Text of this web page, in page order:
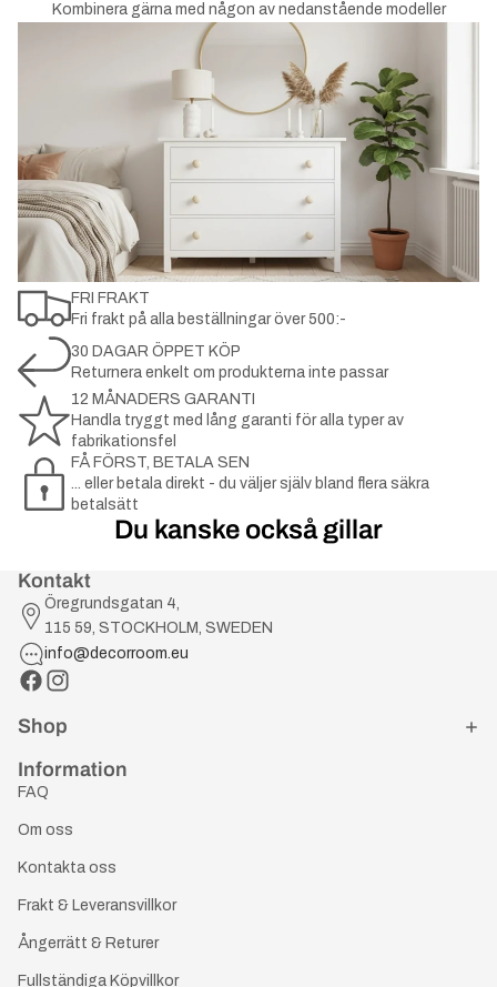
Kombinera gärna med någon av nedanstående modeller
FRI FRAKT
Fri frakt på alla beställningar över 500:-
30 DAGAR ÖPPET KÖP
Returnera enkelt om produkterna inte passar
12 MÅNADERS GARANTI
Handla tryggt med lång garanti för alla typer av
fabrikationsfel
FÅ FÖRST, BETALA SEN
... eller betala direkt - du väljer själv bland flera säkra
betalsätt
Du kanske också gillar
Kontakt
Öregrundsgatan 4,
115 59, STOCKHOLM, SWEDEN
info@decorroom.eu
Shop
Information
FAQ
Om oss
Kontakta oss
Frakt & Leveransvillkor
Ångerrätt & Returer
Fullständiga Köpvillkor